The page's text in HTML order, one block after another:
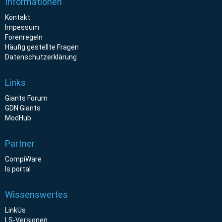
Kontakt
Impessum
Forenregeln
Häufig gestellte Fragen
Datenschutzerklärung
Links
Giants Forum
GDN Giants
ModHub
Partner
CompiWare
ls portal
Wissenswertes
LinkUs
LS-Versionen